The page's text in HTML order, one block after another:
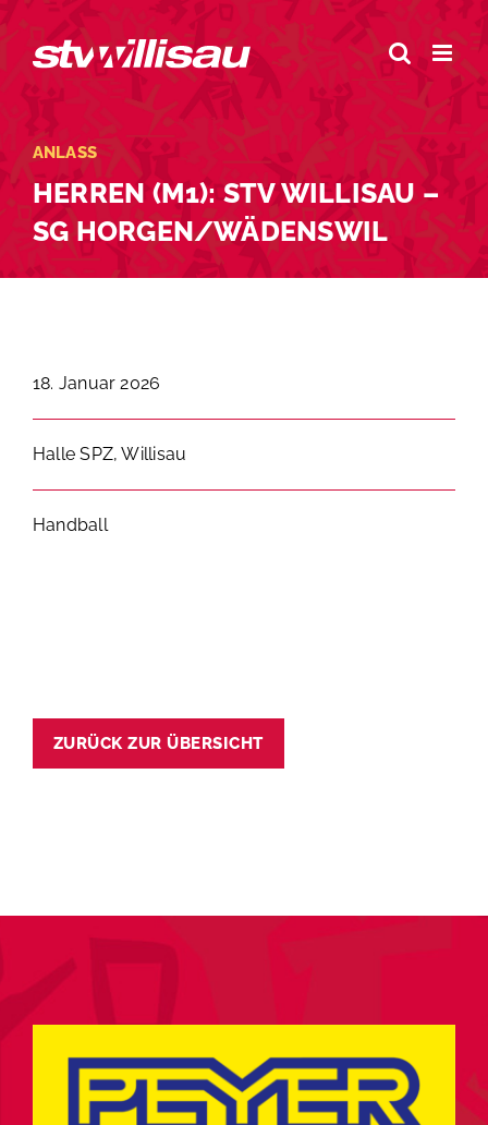
Zum
springen
ANLASS
HERREN (M1): STV WILLISAU –
SG HORGEN/WÄDENSWIL
18. Januar 2026
Halle SPZ, Willisau
Handball
ZURÜCK ZUR ÜBERSICHT